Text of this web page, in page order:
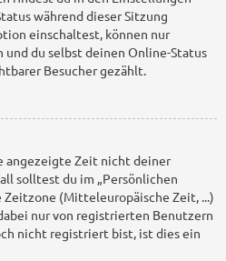
während dieser Sitzung
einschaltest, können nur
du selbst deinen Online-Status
Besucher gezählt.
angezeigte Zeit nicht deiner
solltest du im „Persönlichen
Zeitzone (Mitteleuropäische Zeit, ...)
nur von registrierten Benutzern
nicht registriert bist, ist dies ein